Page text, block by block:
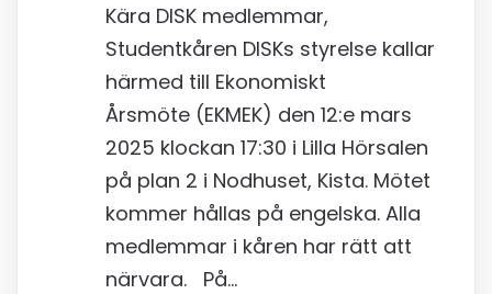
Kära DISK medlemmar,
Studentkåren DISKs styrelse kallar
härmed till Ekonomiskt
Årsmöte (EKMEK) den 12:e mars
2025 klockan 17:30 i Lilla Hörsalen
på plan 2 i Nodhuset, Kista. Mötet
kommer hållas på engelska. Alla
medlemmar i kåren har rätt att
närvara. På…